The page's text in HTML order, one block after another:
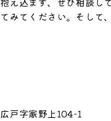
みてください。そして
戸字家野上104-1